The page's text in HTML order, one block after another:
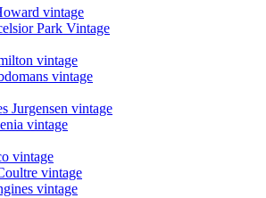
vintage
Park Vintage
vintage
vintage
Jurgensen vintage
vintage
vintage
vintage
vintage